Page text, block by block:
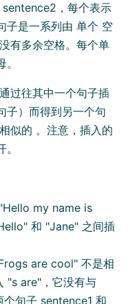
，每个表示
子是一系列由 单个 空
有多余空格。每个单
过往其中一个句子插
子）而得到另一个句
似的 。注意，插入的
my name is
和 "Jane" 之间插
are cool" 不是相
"s are"，它没有与
句子 sentence1 和